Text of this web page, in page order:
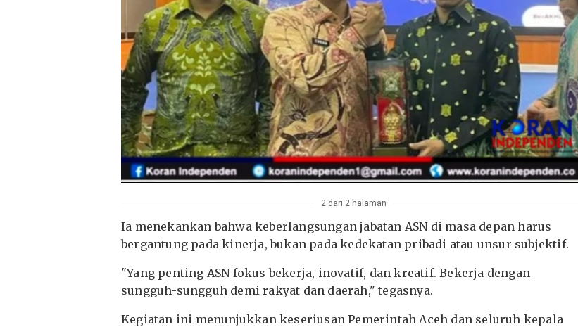
2 dari 2 halaman
Ia menekankan bahwa keberlangsungan jabatan ASN di masa depan harus
bergantung pada kinerja, bukan pada kedekatan pribadi atau unsur subjektif.
"Yang penting ASN fokus bekerja, inovatif, dan kreatif. Bekerja dengan
sungguh-sungguh demi rakyat dan daerah," tegasnya.
Kegiatan ini menunjukkan keseriusan Pemerintah Aceh dan seluruh kepala